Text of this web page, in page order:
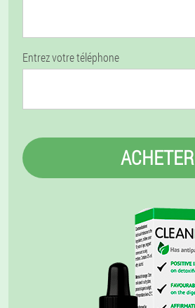
Entrez votre téléphone
ACHETER